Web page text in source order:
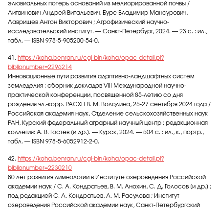
элювиальных потерь оснований из мелиорированной почвы /
Литвинович Андрей Витальевич, Буре Владимир Мансурович,
Лаврищев Антон Викторович ; Агрофизический научно-
исследовательский институт. — Санкт-Петербург, 2024. — 23 с. : ил.,
табл. — ISBN 978-5-905200-54-0.
41. https://koha.benran.ru/cgi-bin/koha/opac-detail.pl?
biblionumber=2296214
Инновационные пути развития адаптивно-ландшафтных систем
земледелия : сборник докладов VIII Международной научно-
практической конференции, посвященной 85-летию со дня
рождения чл.-корр. РАСХН В. М. Володина, 25-27 сентября 2024 года /
Российская академия наук, Отделение сельскохозяйственных наук
РАН, Курский федеральный аграрный научный центр ; редакционная
коллегия: А. В. Гостев [и др.]. — Курск, 2024. — 504 с. : ил., к., портр.,
табл. — ISBN 978-5-6052912-2-0.
42. https://koha.benran.ru/cgi-bin/koha/opac-detail.pl?
biblionumber=2230210
80 лет развития лимнологии в Институте озероведения Российской
академии наук / С. А. Кондратьев, В. М. Анохин, С. Д. Голосов [и др.] ;
под редакцией С. А. Кондратьев, А. М. Расулова ; Институт
озероведения Российской академии наук, Санкт-Петербургский